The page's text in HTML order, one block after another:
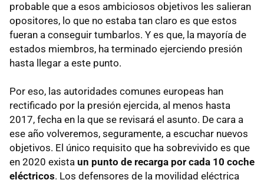
probable que a esos ambiciosos objetivos les salieran
opositores, lo que no estaba tan claro es que estos
fueran a conseguir tumbarlos. Y es que, la mayoría de
estados miembros, ha terminado ejerciendo presión
hasta llegar a este punto.
Por eso, las autoridades comunes europeas han
rectificado por la presión ejercida, al menos hasta
2017, fecha en la que se revisará el asunto. De cara a
ese año volveremos, seguramente, a escuchar nuevos
objetivos. El único requisito que ha sobrevivido es que
en 2020 exista un punto de recarga por cada 10 coche
eléctricos. Los defensores de la movilidad eléctrica